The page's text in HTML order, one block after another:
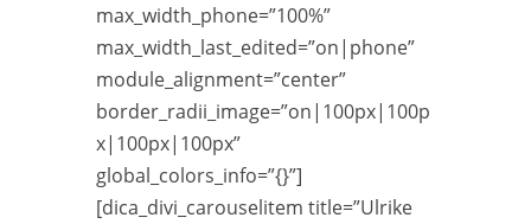
max_width_phone=”100%”
max_width_last_edited=”on|phone”
module_alignment=”center”
border_radii_image=”on|100px|100p
x|100px|100px”
global_colors_info=”{}”]
[dica_divi_carouselitem title=”Ulrike